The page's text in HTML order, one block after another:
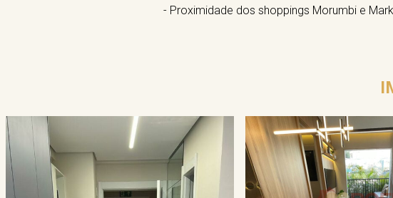
- Proximidade dos shoppings Morumbi e